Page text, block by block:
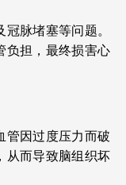
脉堵塞等问题。
负担，最终损害心
管因过度压力而破
从而导致脑组织坏